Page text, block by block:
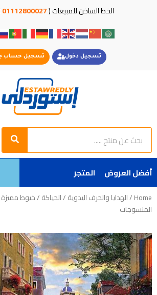
الخط الساخن للمبيعات (01112800027
تسجيل دخول تسجيل حساب
Search
أفضل العروض المتجر
Home
/الهدايا والحرف اليدوية /الحياكة / خيوط
المنسوجات